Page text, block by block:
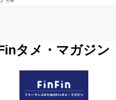
タメ・マガジン